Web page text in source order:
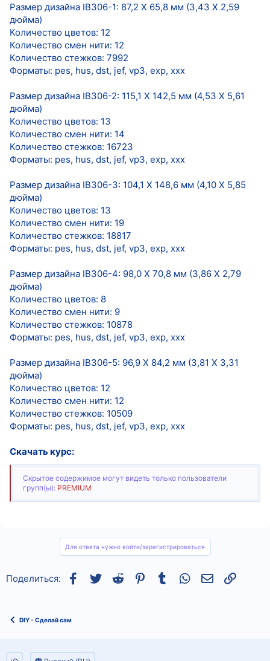
Размер дизайна IB306-1: 87,2 Х 65,8 мм (3,43 Х 2,59
дюйма)
Количество цветов: 12
Количество смен нити: 12
Количество стежков: 7992
Форматы: pes, hus, dst, jef, vp3, exp, xxx
Размер дизайна IB306-2: 115,1 Х 142,5 мм (4,53 Х 5,61
дюйма)
Количество цветов: 13
Количество смен нити: 14
Количество стежков: 16723
Форматы: pes, hus, dst, jef, vp3, exp, xxx
Размер дизайна IB306-3: 104,1 Х 148,6 мм (4,10 Х 5,85
дюйма)
Количество цветов: 13
Количество смен нити: 19
Количество стежков: 18817
Форматы: pes, hus, dst, jef, vp3, exp, xxx
Размер дизайна IB306-4: 98,0 Х 70,8 мм (3,86 Х 2,79
дюйма)
Количество цветов: 8
Количество смен нити: 9
Количество стежков: 10878
Форматы: pes, hus, dst, jef, vp3, exp, xxx
Размер дизайна IB306-5: 96,9 Х 84,2 мм (3,81 Х 3,31
дюйма)
Количество цветов: 12
Количество смен нити: 12
Количество стежков: 10509
Форматы: pes, hus, dst, jef, vp3, exp, xxx
Скачать курс:
Скрытое содержимое могут видеть только пользователи
групп(ы): PREMIUM
Для ответа нужно войти/зарегистрироваться
Поделиться: Facebook
TwitterReddit Pinterest
Tumblr WhatsAppСсылка
DIY - Сделай сам